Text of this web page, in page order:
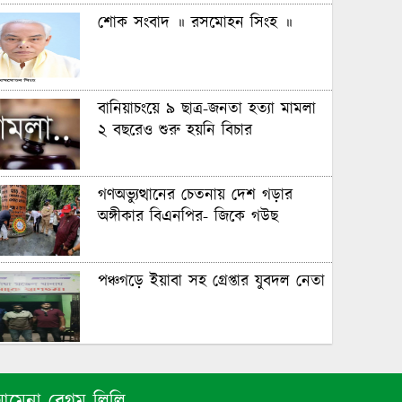
শোক সংবাদ ॥ রসমোহন সিংহ ॥
বানিয়াচংয়ে ৯ ছাত্র-জনতা হত্যা মামলা
২ বছরেও শুরু হয়নি বিচার
গণঅভ্যুত্থানের চেতনায় দেশ গড়ার
অঙ্গীকার বিএনপির- জিকে গউছ
পঞ্চগড়ে ইয়াবা সহ গ্রেপ্তার যুবদল নেতা
পঞ্চগড়ে এক শিক্ষককে গাছে বেঁধে
মধ্যযুগীয় কায়দায় নির্যাতন, থানায়